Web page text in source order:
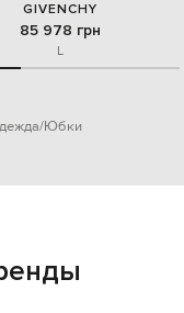
GIVENCHY
85 978 грн
L
Юбки